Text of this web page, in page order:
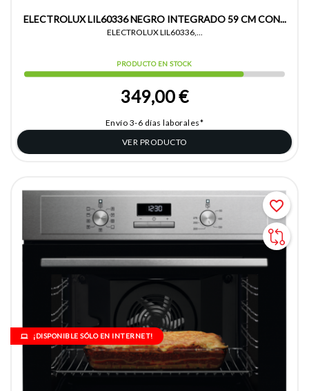
ELECTROLUX LIL60336 NEGRO INTEGRADO 59 CM CON...
ELECTROLUX LIL60336,...
PRODUCTO EN STOCK
349,00 €
Envío 3-6 días laborales*
VER PRODUCTO
¡DISPONIBLE SÓLO EN INTERNET!
favorite_border